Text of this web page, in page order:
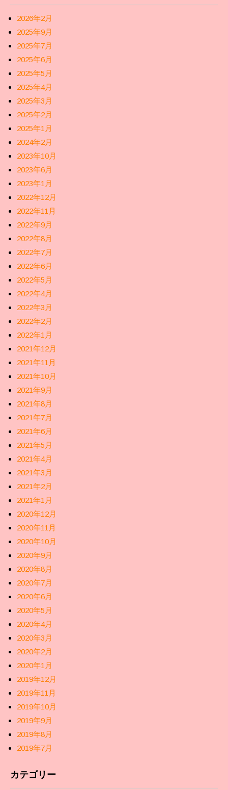
2026年2月
2025年9月
2025年7月
2025年6月
2025年5月
2025年4月
2025年3月
2025年2月
2025年1月
2024年2月
2023年10月
2023年6月
2023年1月
2022年12月
2022年11月
2022年9月
2022年8月
2022年7月
2022年6月
2022年5月
2022年4月
2022年3月
2022年2月
2022年1月
2021年12月
2021年11月
2021年10月
2021年9月
2021年8月
2021年7月
2021年6月
2021年5月
2021年4月
2021年3月
2021年2月
2021年1月
2020年12月
2020年11月
2020年10月
2020年9月
2020年8月
2020年7月
2020年6月
2020年5月
2020年4月
2020年3月
2020年2月
2020年1月
2019年12月
2019年11月
2019年10月
2019年9月
2019年8月
2019年7月
カテゴリー